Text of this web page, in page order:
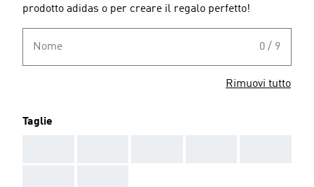
prodotto adidas o per creare il regalo perfetto!
Nome 0 / 9
Rimuovi tutto
Taglie